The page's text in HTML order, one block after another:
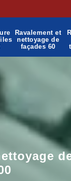
Ravalement et
nettoyage de
façades 60